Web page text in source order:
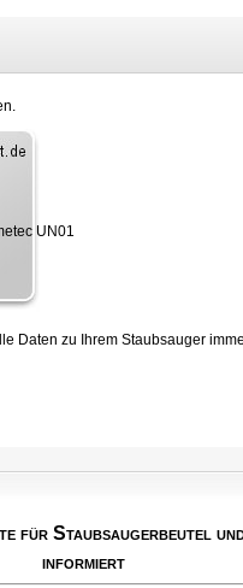
Daten zu Ihrem Staubsauger
für Staubsaugerbeutel
informiert